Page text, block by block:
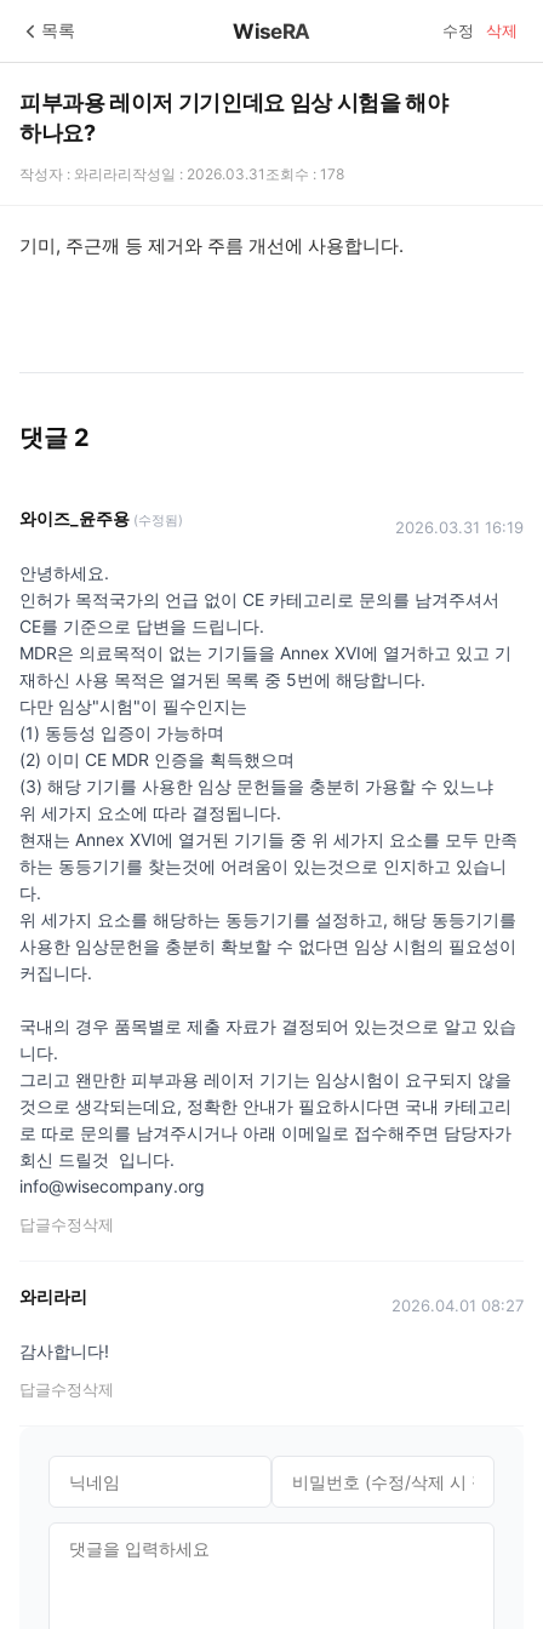
목록 WiseRA 수정 삭제
피부과용 레이저 기기인데요 임상 시험을 해야
하나요?
작성자 : 와리라리 작성일 : 2026.03.31 조회수 : 178
기미, 주근깨 등 제거와 주름 개선에 사용합니다.
댓글 2
와이즈_윤주용 (수정됨) 2026.03.31 16:19
안녕하세요.
인허가 목적국가의 언급 없이 CE 카테고리로 문의를 남겨주셔서
CE를 기준으로 답변을 드립니다.
MDR은 의료목적이 없는 기기들을 Annex XVI에 열거하고 있고 기
재하신 사용 목적은 열거된 목록 중 5번에 해당합니다.
다만 임상"시험"이 필수인지는
(1) 동등성 입증이 가능하며
(2) 이미 CE MDR 인증을 획득했으며
(3) 해당 기기를 사용한 임상 문헌들을 충분히 가용할 수 있느냐
위 세가지 요소에 따라 결정됩니다.
현재는 Annex XVI에 열거된 기기들 중 위 세가지 요소를 모두 만족
하는 동등기기를 찾는것에 어려움이 있는것으로 인지하고 있습니
다.
위 세가지 요소를 해당하는 동등기기를 설정하고, 해당 동등기기를
사용한 임상문헌을 충분히 확보할 수 없다면 임상 시험의 필요성이
커집니다.
국내의 경우 품목별로 제출 자료가 결정되어 있는것으로 알고 있습
니다.
그리고 왠만한 피부과용 레이저 기기는 임상시험이 요구되지 않을
것으로 생각되는데요, 정확한 안내가 필요하시다면 국내 카테고리
로 따로 문의를 남겨주시거나 아래 이메일로 접수해주면 담당자가
회신 드릴것  입니다.
info@wisecompany.org
답글수정 삭제
와리라리 2026.04.01 08:27
감사합니다!
답글수정 삭제